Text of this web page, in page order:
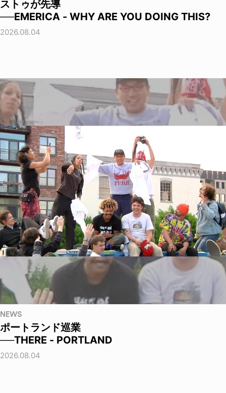
ストゥが先導
──EMERICA - WHY ARE YOU DOING THIS?
2026.08.04
NEWS
ポートランド巡業
──THERE - PORTLAND
2026.08.04